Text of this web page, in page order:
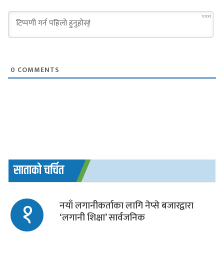
1000
0 COMMENTS
साताको चर्चित
१ नयाँ लगानीकर्ताका लागि नेप्से बजारद्वारा
‘लगानी शिक्षा’ सार्वजनिक